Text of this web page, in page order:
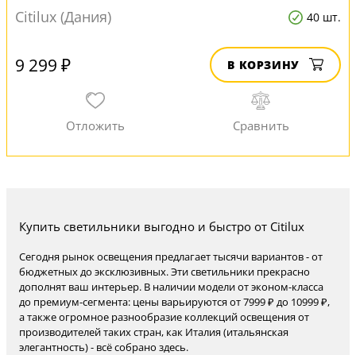
Citilux (Дания) 40 шт.
9 299 ₽ В КОРЗИНУ
Купить светильники выгодно и быстро от Citilux
Сегодня рынок освещения предлагает тысячи вариантов - от
бюджетных до эксклюзивных. Эти светильники прекрасно
дополнят ваш интерьер. В наличии модели от эконом-класса
до премиум-сегмента: цены варьируются от 7999 ₽ до 10999 ₽,
а также огромное разнообразие коллекций освещения от
производителей таких стран, как Италия (итальянская
элегантность) - всё собрано здесь.